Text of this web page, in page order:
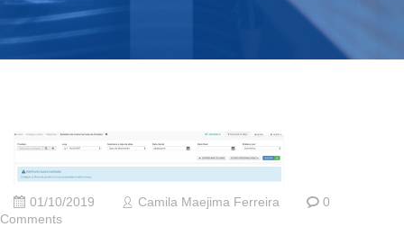
01/10/2019 Camila Maejima Ferreira
0
Comments